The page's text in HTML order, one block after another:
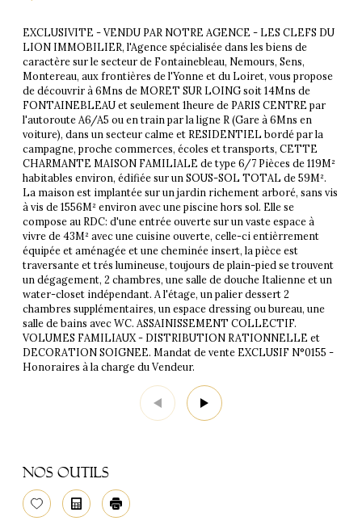
EXCLUSIVITE - VENDU PAR NOTRE AGENCE - LES CLEFS DU
LION IMMOBILIER, l'Agence spécialisée dans les biens de
caractère sur le secteur de Fontainebleau, Nemours, Sens,
Montereau, aux frontières de l'Yonne et du Loiret, vous propose
de découvrir à 6Mns de MORET SUR LOING soit 14Mns de
FONTAINEBLEAU et seulement 1heure de PARIS CENTRE par
l'autoroute A6/A5 ou en train par la ligne R (Gare à 6Mns en
voiture), dans un secteur calme et RESIDENTIEL bordé par la
campagne, proche commerces, écoles et transports, CETTE
CHARMANTE MAISON FAMILIALE de type 6/7 Pièces de 119M²
habitables environ, édifiée sur un SOUS-SOL TOTAL de 59M².
La maison est implantée sur un jardin richement arboré, sans vis
à vis de 1556M² environ avec une piscine hors sol. Elle se
compose au RDC: d'une entrée ouverte sur un vaste espace à
vivre de 43M² avec une cuisine ouverte, celle-ci entièrrement
équipée et aménagée et une cheminée insert, la pièce est
traversante et trés lumineuse, toujours de plain-pied se trouvent
un dégagement, 2 chambres, une salle de douche Italienne et un
water-closet indépendant. A l'étage, un palier dessert 2
chambres supplémentaires, un espace dressing ou bureau, une
salle de bains avec WC. ASSAINISSEMENT COLLECTIF.
VOLUMES FAMILIAUX - DISTRIBUTION RATIONNELLE et
DECORATION SOIGNEE. Mandat de vente EXCLUSIF N°0155 -
Honoraires à la charge du Vendeur.
Nos outils
SélectionnerCalculatriceImprimer